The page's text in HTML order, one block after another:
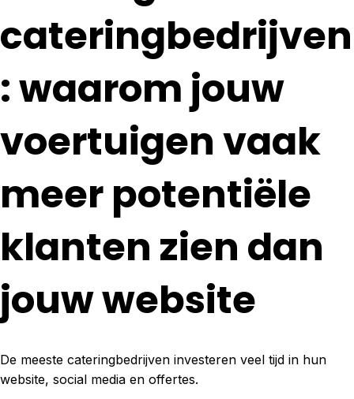
cateringbedrijven
: waarom jouw
voertuigen vaak
meer potentiële
klanten zien dan
jouw website
De meeste cateringbedrijven investeren veel tijd in hun
website, social media en offertes.